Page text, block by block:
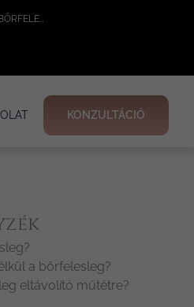
BŐRFELESLEG: ELTÜNTETHETŐ-E MŰTÉT NÉLKÜL?- HOGYAN LEHETSÉGES A BŐRFELESLEG ELTÜNTETÉSE?
KONZULTÁCIÓ
a bőrfelesleg?
eltávolító műtétre?